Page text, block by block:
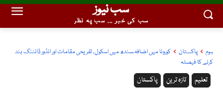
سب نیوز
سب کی خبر ... سب پہ نظر
ہوم پاکستان
کورونا میں اضافہ،سندھ میں اسکول، تفریحی مقامات اور انڈور ڈائننگ بند
کرنے کا فیصلہ
پاکستان تازہ ترین تعلیم